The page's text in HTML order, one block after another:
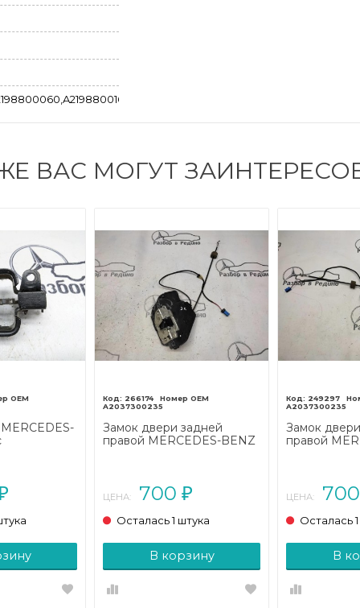
ВАС МОГУТ
266174
A2037300235
Замок двери задней
правой MERCEDES-BENZ
ЦЕНА: 700 ₽
Осталась 1 штука
В корзину
249297
A2037300235
Замок
правой
ЦЕНА:
Осталась
В